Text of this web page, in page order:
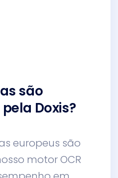
são
Doxis?
europeus são
motor OCR